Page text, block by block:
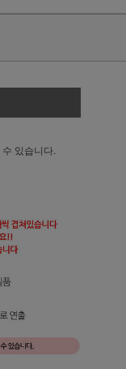
있습니다.